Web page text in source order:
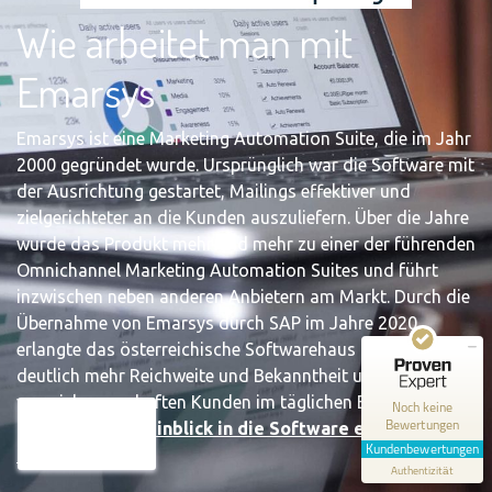
Wie arbeitet man mit
Emarsys
Emarsys ist eine Marketing Automation Suite, die im Jahr
2000 gegründet wurde. Ursprünglich war die Software mit
der Ausrichtung gestartet, Mailings effektiver und
zielgerichteter an die Kunden auszuliefern. Über die Jahre
wurde das Produkt mehr und mehr zu einer der führenden
Omnichannel Marketing Automation Suites und führt
inzwischen neben anderen Anbietern am Markt. Durch die
Übernahme von Emarsys durch SAP im Jahre 2020
erlangte das österreichische Softwarehaus nochmal
deutlich mehr Reichweite und Bekanntheit und wird heute
von vielen namhaften Kunden im täglichen Einsatz
gebracht.
Einen Einblick in die Software erlangen Sie
Noch keine
Bewertungen
Kundenbewertungen
Authentizität
Kundenbewertungen und Erfahrungen zu
cxm.consulting
MANGELHAFT
0,00 / 5,00
Erfahren Sie mehr über dieses Bewertungssiegel
Profil ansehen